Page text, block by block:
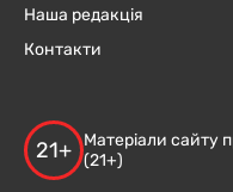
Наша редакція
Контакти
21+
Матеріали сайту
(21+)